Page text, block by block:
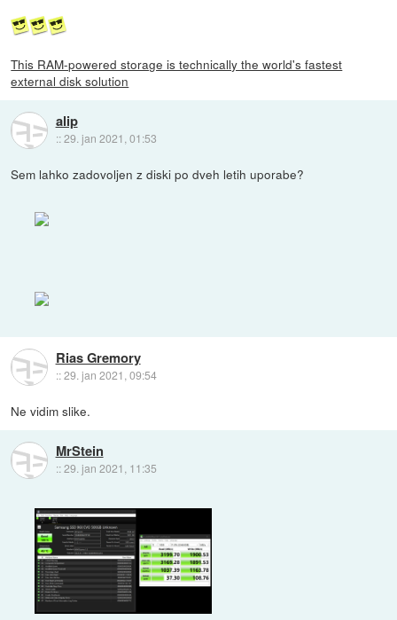
This RAM-powered storage is technically the world's fastest
external disk solution
alip
::29. jan 2021, 01:53
Sem lahko zadovoljen z diski po dveh letih uporabe?
Rias Gremory
::29. jan 2021, 09:54
Ne vidim slike.
MrStein
::29. jan 2021, 11:35